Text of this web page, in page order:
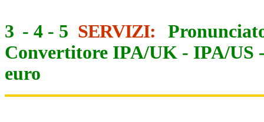
3 - 4 - 5 SERVIZI:
Convertitore IPA/UK - IPA/US
euro